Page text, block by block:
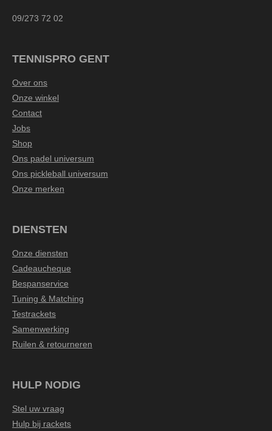
09/273 72 02
TENNISPRO GENT
Over ons
Onze winkel
Contact
Jobs
Shop
Ons padel universum
Ons pickleball universum
Onze merken
DIENSTEN
Onze diensten
Cadeaucheque
Bespanservice
Tuning & Matching
Testrackets
Samenwerking
Ruilen & retourneren
HULP NODIG
Stel uw vraag
Hulp bij rackets